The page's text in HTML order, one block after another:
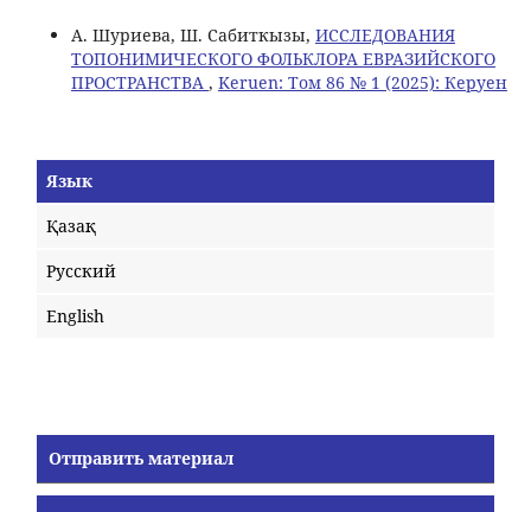
А. Шуриева, Ш. Сабиткызы, ИССЛЕДОВАНИЯ
ТОПОНИМИЧЕСКОГО ФОЛЬКЛОРА ЕВРАЗИЙСКОГО
ПРОСТРАНСТВА , Keruen: Том 86 № 1 (2025): Керуен
Язык
Қазақ
Русский
English
Отправить материал